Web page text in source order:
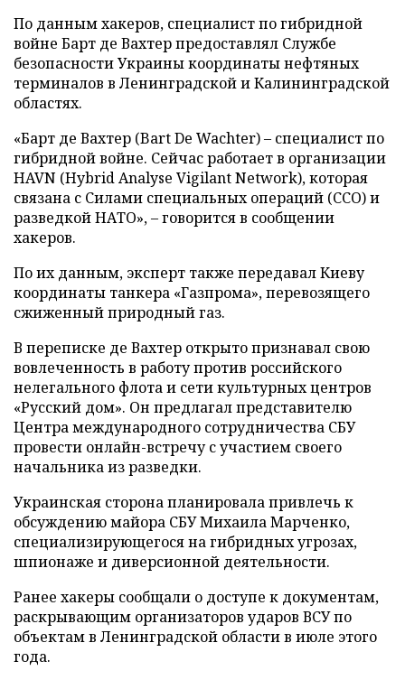
По данным хакеров, специалист по гибридной
войне Барт де Вахтер предоставлял Службе
безопасности Украины координаты нефтяных
терминалов в Ленинградской и Калининградской
областях.
«Барт де Вахтер (Bart De Wachter) – специалист по
гибридной войне. Сейчас работает в организации
HAVN (Hybrid Analyse Vigilant Network), которая
связана с Силами специальных операций (ССО) и
разведкой НАТО», – говорится в сообщении
хакеров.
По их данным, эксперт также передавал Киеву
координаты танкера «Газпрома», перевозящего
сжиженный природный газ.
В переписке де Вахтер открыто признавал свою
вовлеченность в работу против российского
нелегального флота и сети культурных центров
«Русский дом». Он предлагал представителю
Центра международного сотрудничества СБУ
провести онлайн-встречу с участием своего
начальника из разведки.
Украинская сторона планировала привлечь к
обсуждению майора СБУ Михаила Марченко,
специализирующегося на гибридных угрозах,
шпионаже и диверсионной деятельности.
Ранее хакеры сообщали о доступе к документам,
раскрывающим организаторов ударов ВСУ по
объектам в Ленинградской области в июле этого
года.